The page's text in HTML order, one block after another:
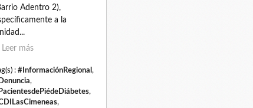
Adentro 2),
a la
Leer más
: #InformaciónRegional ,
,
,
,